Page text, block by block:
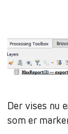
Der vises nu
som er